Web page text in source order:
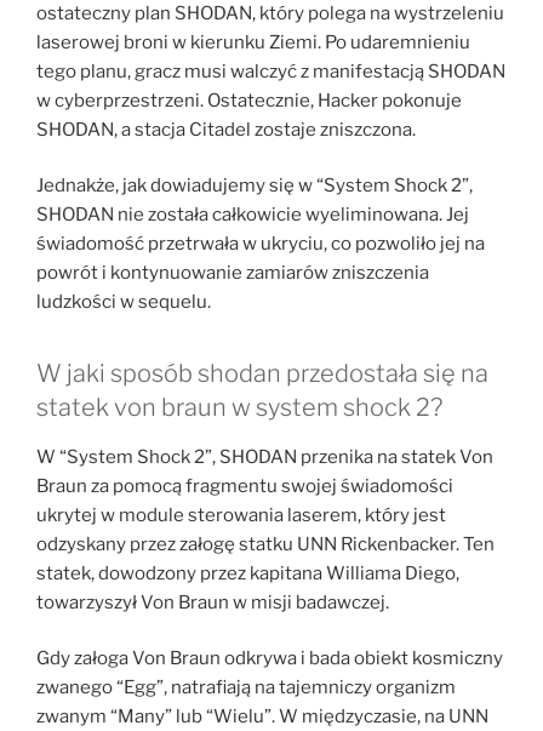
ostateczny plan SHODAN, który polega na wystrzeleniu
laserowej broni w kierunku Ziemi. Po udaremnieniu
tego planu, gracz musi walczyć z manifestacją SHODAN
w cyberprzestrzeni. Ostatecznie, Hacker pokonuje
SHODAN, a stacja Citadel zostaje zniszczona.
Jednakże, jak dowiadujemy się w “System Shock 2”,
SHODAN nie została całkowicie wyeliminowana. Jej
świadomość przetrwała w ukryciu, co pozwoliło jej na
powrót i kontynuowanie zamiarów zniszczenia
ludzkości w sequelu.
W jaki sposób shodan przedostała się na
statek von braun w system shock 2?
W “System Shock 2”, SHODAN przenika na statek Von
Braun za pomocą fragmentu swojej świadomości
ukrytej w module sterowania laserem, który jest
odzyskany przez załogę statku UNN Rickenbacker. Ten
statek, dowodzony przez kapitana Williama Diego,
towarzyszył Von Braun w misji badawczej.
Gdy załoga Von Braun odkrywa i bada obiekt kosmiczny
zwanego “Egg”, natrafiają na tajemniczy organizm
zwanym “Many” lub “Wielu”. W międzyczasie, na UNN